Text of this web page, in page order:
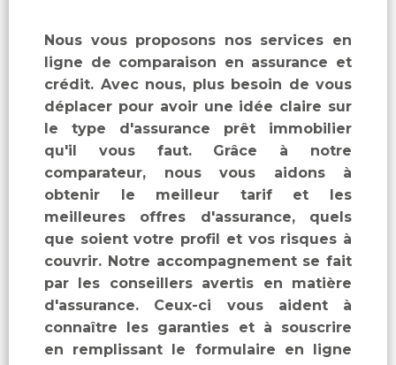
Nous vous proposons nos services en
ligne de comparaison en assurance et
crédit. Avec nous, plus besoin de vous
déplacer pour avoir une idée claire sur
le type d'assurance prêt immobilier
qu'il vous faut. Grâce à notre
comparateur, nous vous aidons à
obtenir le meilleur tarif et les
meilleures offres d'assurance, quels
que soient votre profil et vos risques à
couvrir. Notre accompagnement se fait
par les conseillers avertis en matière
d'assurance. Ceux-ci vous aident à
connaître les garanties et à souscrire
en remplissant le formulaire en ligne